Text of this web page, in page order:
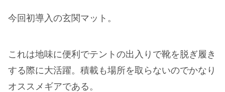
今回初導入の玄関マット。
これは地味に便利でテントの出入りで靴を脱ぎ履き
する際に大活躍。積載も場所を取らないのでかなり
オススメギアである。